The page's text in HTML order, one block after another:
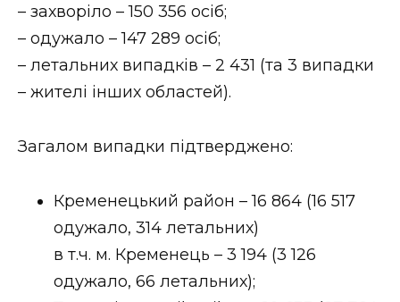
ВІДЕО
– захворіло – 150 356 осіб;
– одужало – 147 289 осіб;
– летальних випадків – 2 431 (та 3 випадки
– жителі інших областей).
Загалом випадки підтверджено:
Кременецький район – 16 864 (16 517
одужало, 314 летальних)
в т.ч. м. Кременець – 3 194 (3 126
одужало, 66 летальних);